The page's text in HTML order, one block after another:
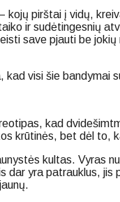
kojų pirštai į vidų,
ir sudėtingesnių
save pjauti be
kad visi šie bandymai
kad
krūtinės, bet dėl to,
kultas. Vyras
dar yra patrauklus,